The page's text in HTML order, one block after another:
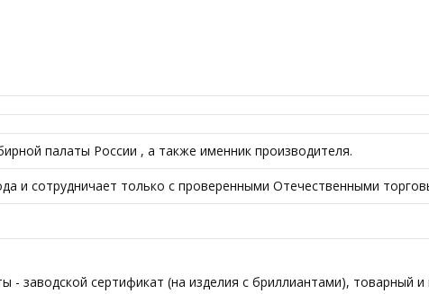
палаты России , а также именник производителя.
и сотрудничает только с проверенными Отечественными
заводской сертификат (на изделия с бриллиантами), товарный и